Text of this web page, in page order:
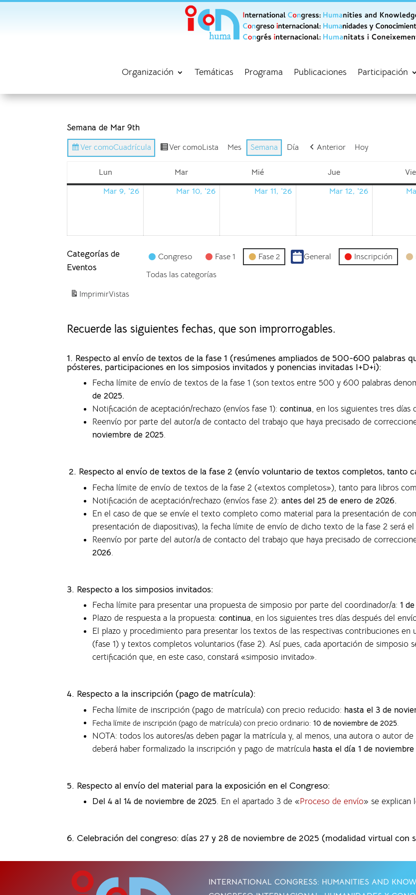
Organización Temáticas Programa Publicaciones Participación
Semana de Mar 9th
Ver comoCuadrícula Ver comoLista Mes Semana Día Anterior Hoy
Lun Mar Mié Jue Vie
Mar 9, '26 09/03/2026Mar 10, '26 10/03/2026Mar 11, '26 11/03/2026Mar 12, '26 12/03/2026
Categorías de
Eventos
Congreso Fase 1 Fase 2 General Inscripción
Todas las categorías
ImprimirVistas
Recuerde las siguientes fechas, que son improrrogables.
1. Respecto al envío de textos de la fase 1 (resúmenes ampliados de 500-600 palabras
pósteres, participaciones en los simposios invitados y ponencias invitadas I+D+i):
Fecha límite de envío de textos de la fase 1 (son textos entre 500 y 600 palabras
de 2025.
Notificación de aceptación/rechazo (envíos fase 1):continua, en los siguientes tres días
Reenvío por parte del autor/a de contacto del trabajo que haya precisado de
noviembre de 2025.
2. Respecto al envío de textos de la fase 2 (envío voluntario de textos completos, tanto
Fecha límite de envío de textos de la fase 2 («textos completos»), tanto para libros
Notificación de aceptación/rechazo (envíos fase 2):antes del 25 de enero de 2026.
En el caso de que se envíe el texto completo como material para la presentación de
presentación de diapositivas), la fecha límite de envío de dicho texto de la fase 2 será el
Reenvío por parte del autor/a de contacto del trabajo que haya precisado de
2026.
3. Respecto a los simposios invitados:
Fecha límite para presentar una propuesta de simposio por parte del coordinador/a:1
Plazo de respuesta a la propuesta:continua, en los siguientes tres días después del
El plazo y procedimiento para presentar los textos de las respectivas contribuciones
(fase 1) y textos completos voluntarios (fase 2). Así pues, cada aportación de simposio
certificación que, en este caso, constará «simposio invitado».
4. Respecto a la inscripción (pago de matrícula):
Fecha límite de inscripción (pago de matrícula) con precio reducido: hasta el 3 de
Fecha límite de inscripción (pago de matrícula) con precio ordinario:10 de noviembre de 2025.
NOTA: todos los autores/as deben pagar la matrícula y, al menos, una autora o autor
deberá haber formalizado la inscripción y pago de matrícula hasta el día 1 de
5. Respecto al envío del material para la exposición en el Congreso:
Del 4 al 14 de noviembre de 2025. En el apartado 3 de «Proceso de envío» se explican
6. Celebración del congreso: días 27 y 28 de noviembre de 2025 (modalidad virtual con
INTERNATIONAL CONGRESS: HUMANITIES AND